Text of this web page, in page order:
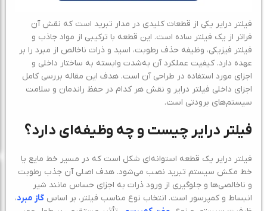
فیلتر درایر یکی از قطعات کلیدی در مدار تبرید است که نقش آن
فراتر از یک فیلتر ساده است. این قطعه با ترکیبی از مواد جاذب و
فیلتر فیزیکی، وظیفه حذف رطوبت، اسید و ذرات ناخالص از مبرد را بر
عهده دارد. کیفیت عملکرد آن به‌شدت وابسته به ساختار داخلی و
اجزای مورد استفاده در طراحی آن است. هدف این مقاله بررسی کامل
اجزای داخلی فیلتر درایر و نقش هر کدام در حفظ راندمان و سلامت
سیستم‌های برودتی است.
فیلتر درایر چیست و چه وظیفه‌ای دارد؟
فیلتر درایر یک قطعه استوانه‌ای شکل است که در مسیر خط مایع یا
خط مکش سیستم تبرید نصب می‌شود. هدف اصلی آن جذب رطوبت
و ناخالصی‌ها و جلوگیری از ورود ذرات به اجزای حساس مانند شیر
انبساط و کمپرسور است. انتخاب نوع مناسب فیلتر، بر اساس گاز مبرد،